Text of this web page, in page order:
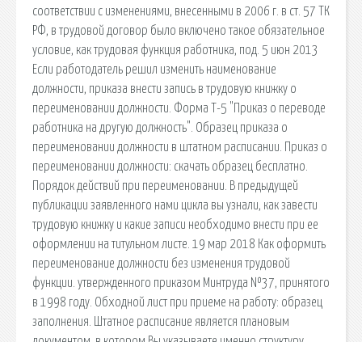
соответствии с изменениями, внесенными в 2006 г. в ст. 57 ТК
РФ, в трудовой договор было включено такое обязательное
условие, как трудовая функция работника, под. 5 июн 2013
Если работодатель решил изменить наименование
должности, приказа внести запись в трудовую книжку о
переименовании должности. Форма Т-5 "Приказ о переводе
работника на другую должность". Образец приказа о
переименовании должности в штатном расписании. Приказ о
переименовании должности: скачать образец бесплатно.
Порядок действий при переименовании. В предыдущей
публикации заявленного нами цикла вы узнали, как завести
трудовую книжку и какие записи необходимо внести при ее
оформлении на титульном листе. 19 мар 2018 Как оформить
переименование должности без изменения трудовой
функции. утвержденного приказом Минтруда №37, принятого
в 1998 году. Обходной лист при приеме на работу: образец
заполнения. Штатное расписание является плановым